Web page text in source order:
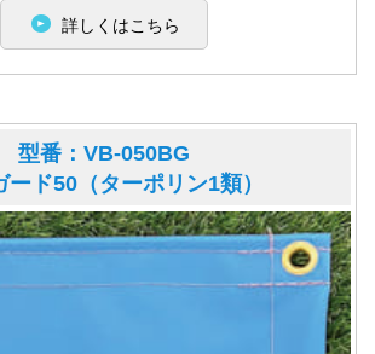
詳しくはこちら
型番：VB-050BG
ード50（ターポリン1類）